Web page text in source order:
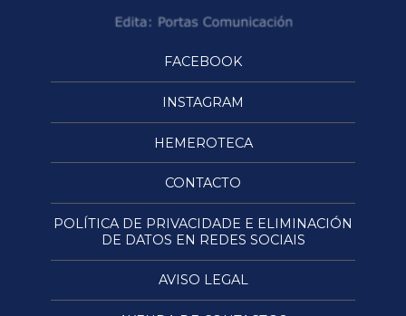
FACEBOOK
INSTAGRAM
HEMEROTECA
CONTACTO
POLÍTICA DE PRIVACIDADE E ELIMINACIÓN
DE DATOS EN REDES SOCIAIS
AVISO LEGAL